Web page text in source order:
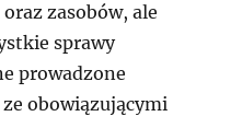
zasobów, ale
sprawy
prowadzone
obowiązującymi